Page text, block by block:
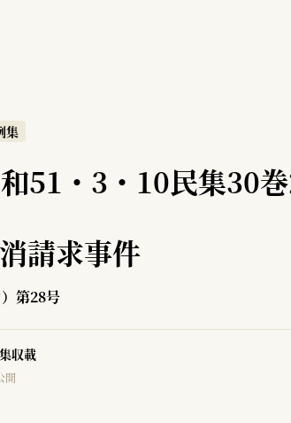
集
51・3・10民集30
請求事件
第28号
収載
開